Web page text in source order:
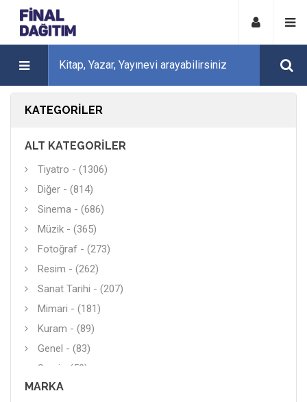
KATEGORILER
ALT KATEGORILER
Tiyatro - (1306)
Diğer - (814)
Sinema - (686)
Müzik - (365)
Fotoğraf - (273)
Resim - (262)
Sanat Tarihi - (207)
Mimari - (181)
Kuram - (89)
Genel - (83)
Sergi - (52)
Moda Giyim - (25)
MARKA